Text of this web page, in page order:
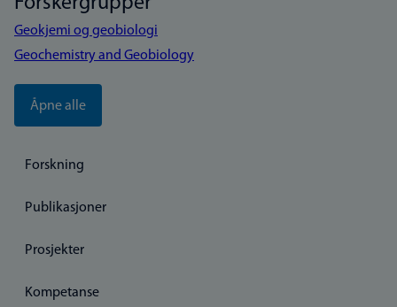
Geokjemi og geobiologi
Geochemistry and Geobiology
Åpne alle
Forskning
Publikasjoner
Prosjekter
Kompetanse